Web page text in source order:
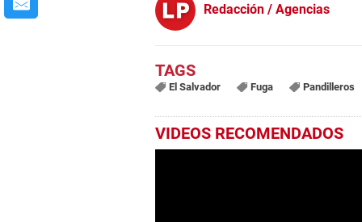
Redacción / Agencias
El Salvador Fuga Pandilleros
VIDEOS RECOMENDADOS